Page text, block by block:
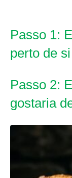
Passo 1:
perto de si
Passo 2:
gostaria